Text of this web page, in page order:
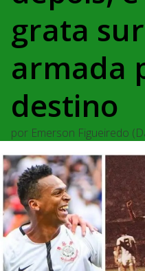
grata
armada
destino
por Emerson Figueiredo